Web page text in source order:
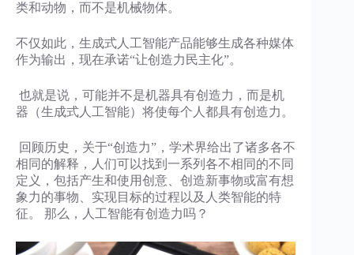
类和动物，而不是机械物体。
不仅如此，生成式人工智能产品能够生成各种媒体
作为输出，现在承诺“让创造力民主化”。
也就是说，可能并不是机器具有创造力，而是机
器（生成式人工智能）将使每个人都具有创造力。
回顾历史，关于“创造力”，学术界给出了诸多各不
相同的解释，人们可以找到一系列各不相同的不同
定义，包括产生和使用创意、创造新事物或富有想
象力的事物、实现目标的过程以及人类智能的特
征。 那么，人工智能有创造力吗？